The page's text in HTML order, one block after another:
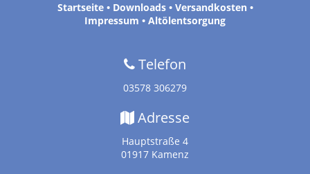
Startseite• Downloads• Versandkosten•
Impressum • Altölentsorgung
Telefon
03578 306279
Adresse
Hauptstraße 4
01917 Kamenz